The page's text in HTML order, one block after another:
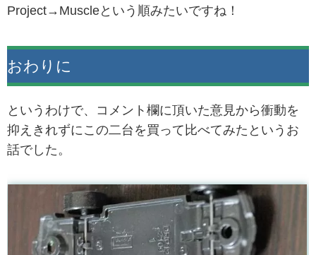
Project→Muscleという順みたいですね！
おわりに
というわけで、コメント欄に頂いた意見から衝動を
抑えきれずにこの二台を買って比べてみたというお
話でした。